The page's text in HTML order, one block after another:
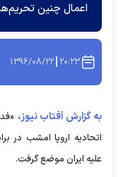
اعمال چنین
۲۰:۲۳ ۱۳۹۶/۰۸/۲۲
به گزارش آفتاب نیوز،
اتحادیه اروپا امشب در
علیه ایران موضع گرفت.